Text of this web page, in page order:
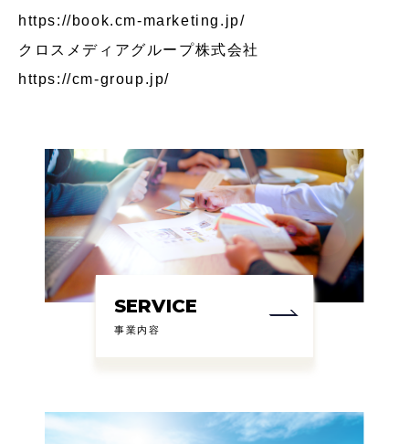
https://book.cm-marketing.jp/
クロスメディアグループ株式会社
https://cm-group.jp/
SERVICE
事業内容